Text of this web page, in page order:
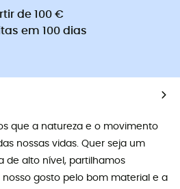
de 100 €
em 100 dias
que a natureza e o movimento
nossas vidas. Quer seja um
de alto nível, partilhamos
nosso gosto pelo bom material e a